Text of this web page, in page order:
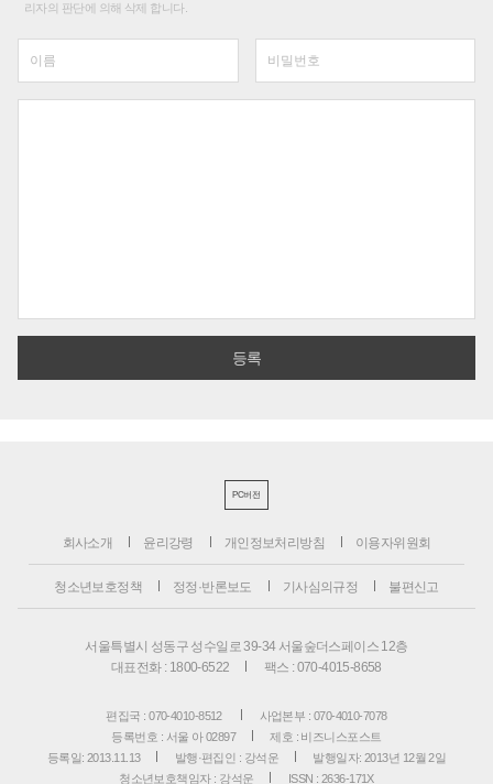
리자의 판단에 의해 삭제 합니다.
PC버전
회사소개 윤리강령 개인정보처리방침 이용자위원회
청소년보호정책 정정·반론보도 기사심의규정 불편신고
서울특별시 성동구 성수일로 39-34 서울숲더스페이스 12층
대표전화 : 1800-6522
팩스 : 070-4015-8658
편집국 : 070-4010-8512
사업본부 : 070-4010-7078
등록번호 : 서울 아 02897
제호 : 비즈니스포스트
등록일: 2013.11.13
발행·편집인 : 강석운
발행일자: 2013년 12월 2일
청소년보호책임자 : 강석운
ISSN : 2636-171X